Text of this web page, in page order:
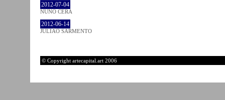
2012-07-04
NUNO CERA
2012-06-14
JULIÃO SARMENTO
© Copyright artecapital.art 2006